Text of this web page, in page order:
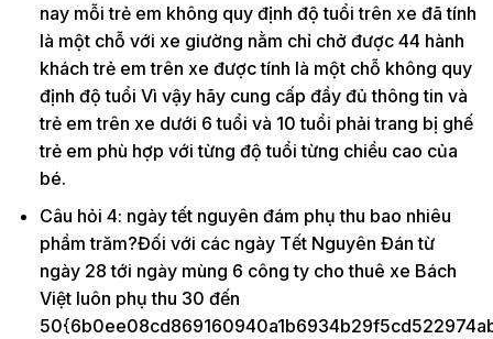
nay mỗi trẻ em không quy định độ tuổi trên xe đã tính
là một chỗ với xe giường nằm chỉ chở được 44 hành
khách trẻ em trên xe được tính là một chỗ không quy
định độ tuổi Vì vậy hãy cung cấp đầy đủ thông tin và
trẻ em trên xe dưới 6 tuổi và 10 tuổi phải trang bị ghế
trẻ em phù hợp với từng độ tuổi từng chiều cao của
bé.
Câu hỏi 4: ngày tết nguyên đám phụ thu bao nhiêu
phầm trăm?Đối với các ngày Tết Nguyên Đán từ
ngày 28 tới ngày mùng 6 công ty cho thuê xe Bách
Việt luôn phụ thu 30 đến